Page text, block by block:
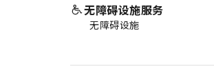
无障碍设施服务
无障碍设施